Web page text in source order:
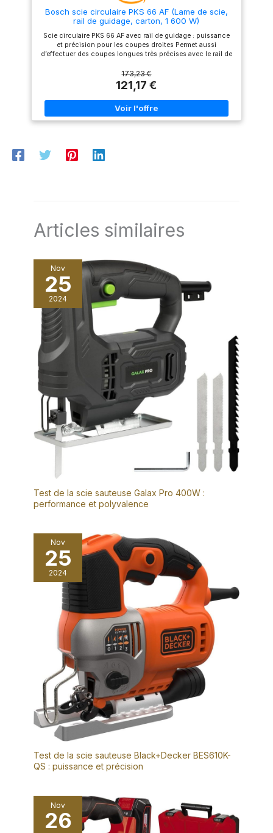
La grande poignée est conçue
pour aider à travailler avec la
effectuer sans se fatiguer
Pour plus de précision, un
système de rail de guidage est
Bosch scie circulaire PKS 66 AF (Lame de scie,
rail de guidage, carton, 1 600 W)
Scie circulaire PKS 66 AF avec rail de guidage : puissance
et précision pour les coupes droites Permet aussi
d’effectuer des coupes longues très précises avec le rail de
récupérés par le boîtier CleanSystem fourni Accepte les
lames de scie circulaire avec un diamètre nominal de 190
mm Livré avec : PKS 66 AF, boîtier CleanSystem, guide de
coupe CutControl, trois éléments de rail de guidage (de 35
cm chacun), lame Speedline Wood (diamètre 190 mm), butée
parallèle, carton
173,23 €
121,17 €
Articles similaires
Nov
25
2024
Test de la scie sauteuse Galax Pro 400W :
performance et polyvalence
Nov
25
2024
Test de la scie sauteuse Black+Decker BES610K-
QS : puissance et précision
Nov
26